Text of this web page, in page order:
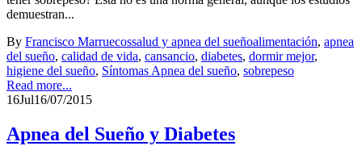
demuestran...
By Francisco Marruecossalud y apnea del sueñoalimentación, apnea
del sueño, calidad de vida, cansancio, diabetes, dormir mejor,
higiene del sueño, Síntomas Apnea del sueño, sobrepeso
Read more...
16Jul16/07/2015
Apnea del Sueño y Diabetes